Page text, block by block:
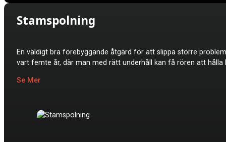
Stamspolning
En väldigt bra förebyggande åtgärd för att slippa större
vart femte år, där man med rätt underhåll kan få rören att
Se Mer